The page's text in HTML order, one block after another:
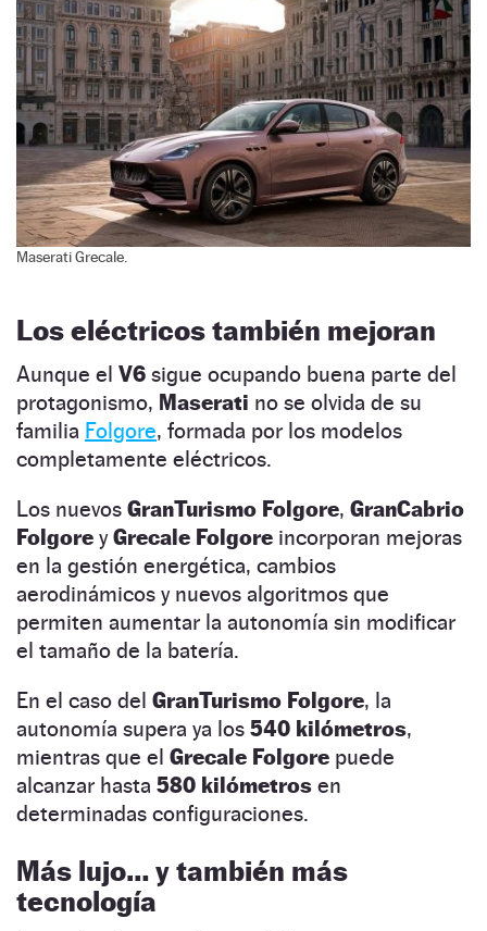
Maserati Grecale.
Los eléctricos también mejoran
Aunque el V6 sigue ocupando buena parte del
protagonismo, Maserati no se olvida de su
familia Folgore, formada por los modelos
completamente eléctricos.
Los nuevos GranTurismo Folgore, GranCabrio
Folgore yGrecale Folgore incorporan mejoras
en la gestión energética, cambios
aerodinámicos y nuevos algoritmos que
permiten aumentar la autonomía sin modificar
el tamaño de la batería.
En el caso del GranTurismo Folgore, la
autonomía supera ya los 540 kilómetros,
mientras que el Grecale Folgore puede
alcanzar hasta 580 kilómetros en
determinadas configuraciones.
Más lujo… y también más
tecnología